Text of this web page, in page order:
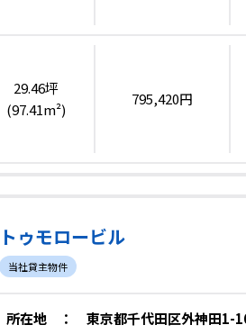
29.46坪
(97.41m²)
795,420円
トゥモロービル
当社貸主物件
所在地 ：
東京都千代田区外神田1-